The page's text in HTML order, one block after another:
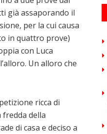
già assaporando il
per la cui causa
in quattro prove)
con Luca
Un alloro che
ricca di
fredda della
di casa e deciso a